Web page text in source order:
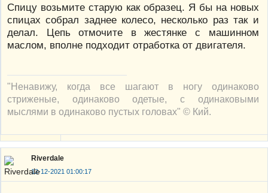
Спицу возьмите старую как образец. Я бы на новых
спицах собрал заднее колесо, несколько раз так и
делал. Цепь отмочите в жестянке с машинном
маслом, вполне подходит отработка от двигателя.
"Ненавижу, когда все шагают в ногу одинаково
стриженые, одинаково одетые, с одинаковыми
мыслями в одинаково пустых головах" © Кий.
Riverdale
12-12-2021 01:00:17